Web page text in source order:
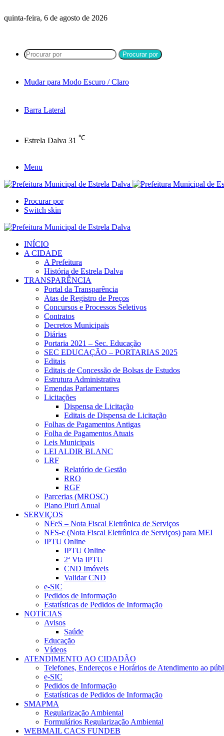
quinta-feira, 6 de agosto de 2026
Procurar por
Mudar para Modo Escuro / Claro
Barra Lateral
Estrela Dalva 31 ℃
Menu
Procurar por
Switch skin
INÍCIO
A CIDADE
A Prefeitura
História de Estrela Dalva
TRANSPARÊNCIA
Portal da Transparência
Atas de Registro de Preços
Concursos e Processos Seletivos
Contratos
Decretos Municipais
Diárias
Portaria 2021 – Sec. Educação
SEC EDUCAÇÃO – PORTARIAS 2025
Editais
Editais de Concessão de Bolsas de Estudos
Estrutura Administrativa
Emendas Parlamentares
Licitações
Dispensa de Licitação
Editais de Dispensa de Licitação
Folhas de Pagamentos Antigas
Folha de Pagamentos Atuais
Leis Municipais
LEI ALDIR BLANC
LRF
Relatório de Gestão
RRO
RGF
Parcerias (MROSC)
Plano Pluri Anual
SERVIÇOS
NFeS – Nota Fiscal Eletrônica de Serviços
NFS-e (Nota Fiscal Eletrônica de Serviços) para MEI
IPTU Online
IPTU Online
2ª Via IPTU
CND Imóveis
Validar CND
e-SIC
Pedidos de Informação
Estatísticas de Pedidos de Informação
NOTÍCIAS
Avisos
Saúde
Educação
Vídeos
ATENDIMENTO AO CIDADÃO
Telefones, Endereços e Horários de Atendimento ao
e-SIC
Pedidos de Informação
Estatísticas de Pedidos de Informação
SMAPMA
Regularização Ambiental
Formulários Regularização Ambiental
WEBMAIL CACS FUNDEB